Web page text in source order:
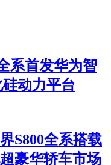
系首发华为智
动力平台
S800全系搭载
豪华轿车市场